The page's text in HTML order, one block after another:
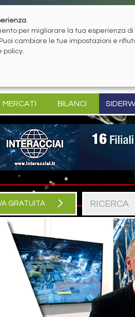
MERCATI BILANCI
GRATUITA
per migliorare la tua esperienza
cambiare le tue impostazioni e
policy.